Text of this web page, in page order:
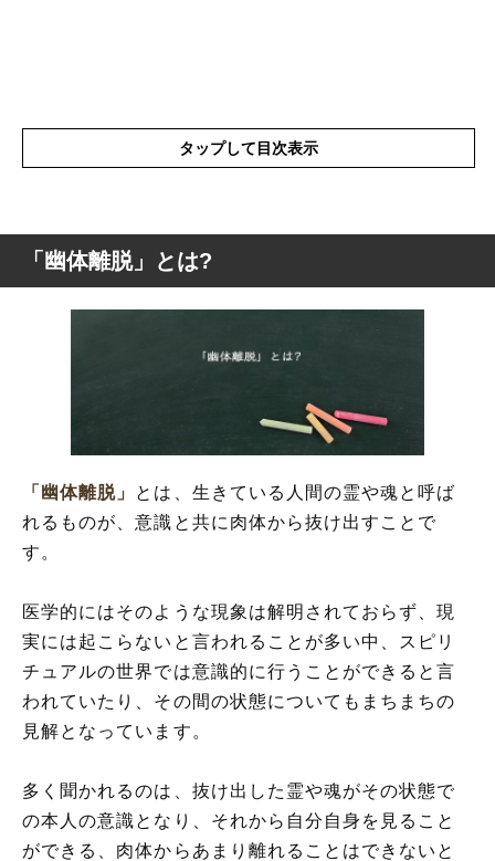
タップして目次表示
「幽体離脱」とは?
「幽体離脱」とは?
「幽体離脱」 とは、生きている人間の霊や魂と呼ば
れるものが、意識と共に肉体から抜け出すことで
す。
医学的にはそのような現象は解明されておらず、現
実には起こらないと言われることが多い中、スピリ
チュアルの世界では意識的に行うことができると言
われていたり、その間の状態についてもまちまちの
見解となっています。
多く聞かれるのは、抜け出した霊や魂がその状態で
の本人の意識となり、それから自分自身を見ること
ができる、肉体からあまり離れることはできないと